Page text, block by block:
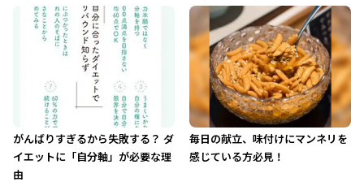
がんばりすぎるから失敗する？ ダ
イエットに「自分軸」が必要な理
由
毎日の献立、味付けにマンネリを
感じている方必見！